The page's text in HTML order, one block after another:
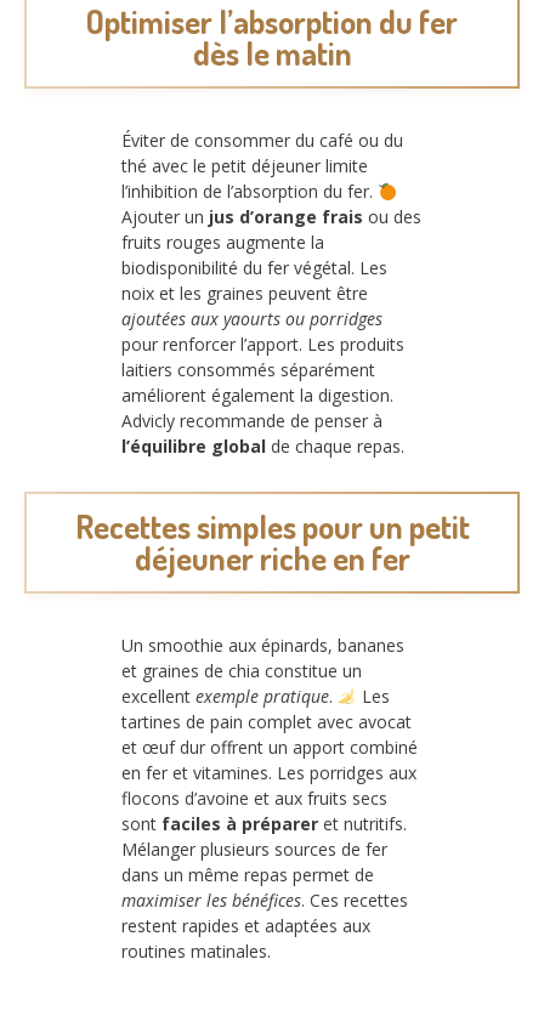
Optimiser l’absorption du fer
dès le matin
Éviter de consommer du café ou du
thé avec le petit déjeuner limite
l’inhibition de l’absorption du fer.
Ajouter un jus d’orange frais ou des
fruits rouges augmente la
biodisponibilité du fer végétal. Les
noix et les graines peuvent être
ajoutées aux yaourts ou porridges
pour renforcer l’apport. Les produits
laitiers consommés séparément
améliorent également la digestion.
Advicly recommande de penser à
l’équilibre global de chaque repas.
Recettes simples pour un petit
déjeuner riche en fer
Un smoothie aux épinards, bananes
et graines de chia constitue un
excellent exemple pratique.
Les
tartines de pain complet avec avocat
et œuf dur offrent un apport combiné
en fer et vitamines. Les porridges aux
flocons d’avoine et aux fruits secs
sont faciles à préparer et nutritifs.
Mélanger plusieurs sources de fer
dans un même repas permet de
maximiser les bénéfices. Ces recettes
restent rapides et adaptées aux
routines matinales.